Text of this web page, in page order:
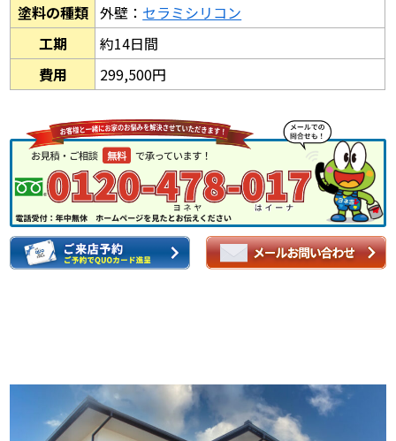
塗料の種類 外壁： セラミシリコン
工期
約14日間
費用
299,500円